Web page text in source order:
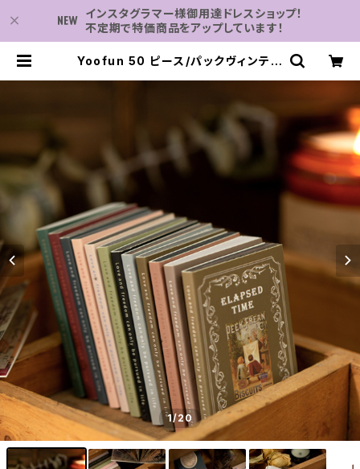
インスタグラマー様御用達ドレスショップ！
不定期で特価商品をアップしています！
Yoofun 50 ピース/パックヴィンテー
ドレスなら何でも揃う-2万点～結婚
式・卒業式・発表会の為のドレスショッ
1/20